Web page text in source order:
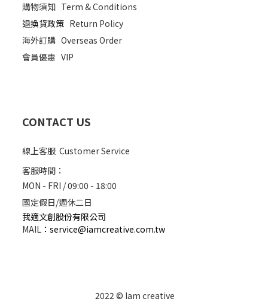
購物須知 Term & Conditions
退換貨政策 Return Policy
海外訂購 Overseas Order
會員優惠 VIP
CONTACT US
線上客服 Customer Service
客服時間：
MON - FRI / 09:00 - 18:00
國定假日/週休二日
我適文創股份有限公司
MAIL ： service@iamcreative.com.tw
2022 © Iam creative